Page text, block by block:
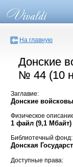
На главную
Донские
№ 44 (10
Заглавие:
Донские
Физическое
1 файл (9,1 Мбайт)
Библиотечный фонд:
Донская
Доступные права: